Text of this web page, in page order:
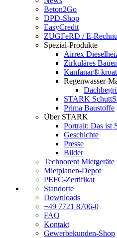
Beton2Go
DPD-Shop
EasyCredit
ZUGFeRD / E-
Spezial-Produkte
Airrex
Zirkuläres Bauen
Kanfanar®
Regenwasser-
STARK
Prima Baustoffe
Über STARK
Portrait: Das ist
Geschichte
Presse
Bilder
Technorent Mietgeräte
Mietplanen-Depot
PEFC-Zertifikat
Standorte
Downloads
+49 7721 8706-0
FAQ
Kontakt
Gewerbekunden-Shop